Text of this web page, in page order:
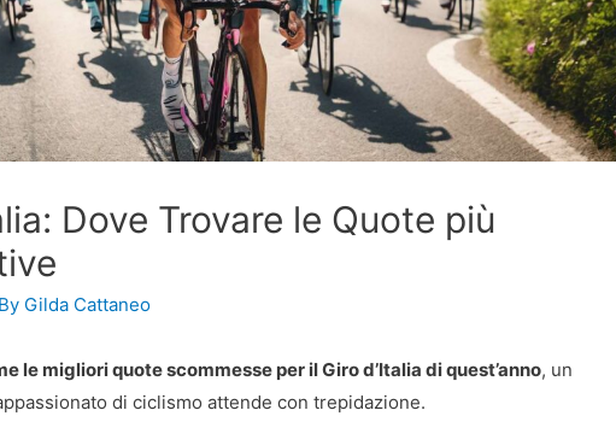
Dove Trovare le Quote più
Gilda Cattaneo
le migliori quote scommesse per il Giro d’Italia di quest’anno, un
di ciclismo attende con trepidazione.